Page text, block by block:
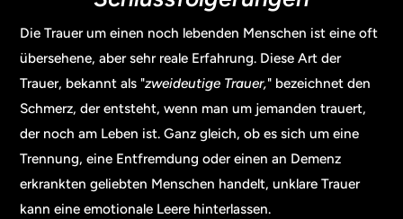
Die Trauer um einen noch lebenden Menschen ist eine oft
übersehene, aber sehr reale Erfahrung. Diese Art der
Trauer, bekannt als "zweideutige Trauer," bezeichnet den
Schmerz, der entsteht, wenn man um jemanden trauert,
der noch am Leben ist. Ganz gleich, ob es sich um eine
Trennung, eine Entfremdung oder einen an Demenz
erkrankten geliebten Menschen handelt, unklare Trauer
kann eine emotionale Leere hinterlassen.